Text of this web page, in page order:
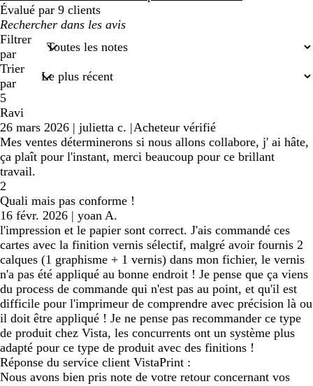
Évalué par 9 clients
Mes
recherches
saisies
Filtrer
par
Trier
par
5
Ravi
26 mars 2026 | julietta c. |Acheteur vérifié
Mes ventes déterminerons si nous allons collabore, j' ai hâte,
ça plaît pour l'instant, merci beaucoup pour ce brillant
travail.
2
Quali mais pas conforme !
16 févr. 2026 | yoan A.
l'impression et le papier sont correct. J'ais commandé ces
cartes avec la finition vernis sélectif, malgré avoir fournis 2
calques (1 graphisme + 1 vernis) dans mon fichier, le vernis
n'a pas été appliqué au bonne endroit ! Je pense que ça viens
du process de commande qui n'est pas au point, et qu'il est
difficile pour l'imprimeur de comprendre avec précision là ou
il doit être appliqué ! Je ne pense pas recommander ce type
de produit chez Vista, les concurrents ont un système plus
adapté pour ce type de produit avec des finitions !
Réponse du service client VistaPrint :
Nous avons bien pris note de votre retour concernant vos